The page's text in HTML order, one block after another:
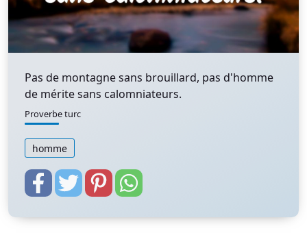
Pas de montagne sans brouillard, pas d'homme
de mérite sans calomniateurs.
Proverbe turc
homme